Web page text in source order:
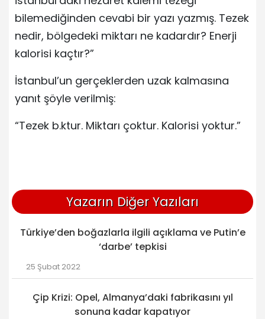
bilemediğinden cevabi bir yazı yazmış. Tezek
nedir, bölgedeki miktarı ne kadardır? Enerji
kalorisi kaçtır?”
İstanbul’un gerçeklerden uzak kalmasına
yanıt şöyle verilmiş:
“Tezek b.ktur. Miktarı çoktur. Kalorisi yoktur.”
Yazarın Diğer Yazıları
Türkiye’den boğazlarla ilgili açıklama ve Putin’e
‘darbe’ tepkisi
25 Şubat 2022
Çip Krizi: Opel, Almanya’daki fabrikasını yıl
sonuna kadar kapatıyor